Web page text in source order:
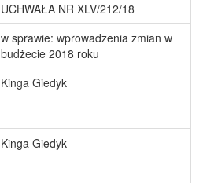
UCHWAŁA NR XLV/212/18
w sprawie: wprowadzenia zmian w
budżecie 2018 roku
Kinga Giedyk
Kinga Giedyk